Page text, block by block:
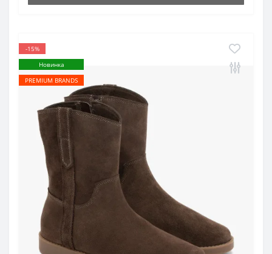
-15%
Новинка
PREMIUM BRANDS